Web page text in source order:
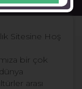
Sitesine Hoş
bir çok
arası